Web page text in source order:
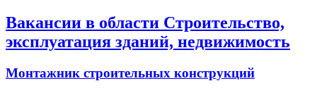
Вакансии в области Строительство,
эксплуатация зданий, недвижимость
Монтажник строительных конструкций